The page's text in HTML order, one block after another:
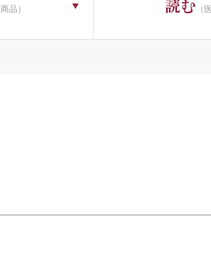
品） 読む （